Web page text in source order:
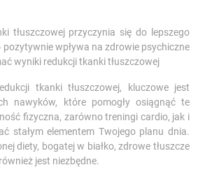
tłuszczowej przyczynia się do lepszego
wpływa na zdrowie psychiczne
wyniki redukcji tkanki tłuszczowej
tkanki tłuszczowej, kluczowe jest
nawyków, które pomogły osiągnąć te
fizyczna, zarówno treningi cardio, jak i
stałym elementem Twojego planu dnia.
diety, bogatej w białko, zdrowe tłuszcze
jest niezbędne.